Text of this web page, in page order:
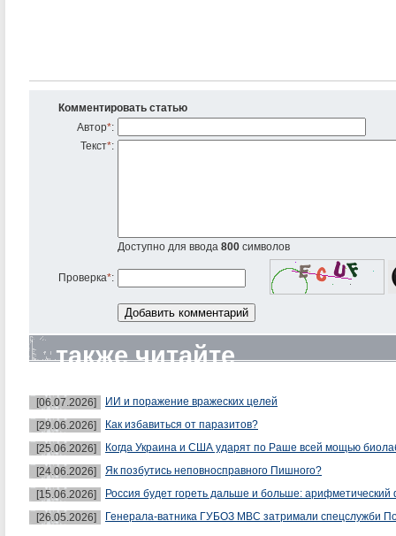
Комментировать статью
Автор*:
Текст*:
Доступно для ввода 800 символов
Проверка*:
также читайте
[06.07.2026]
ИИ и поражение вражеских целей
[29.06.2026]
Как избавиться от паразитов?
[25.06.2026]
Когда Украина и США ударят по Раше всей мощью
[24.06.2026]
Як позбутись неповносправного Пишного?
[15.06.2026]
Россия будет гореть дальше и больше: арифметический
[26.05.2026]
Генерала-ватника ГУБОЗ МВС затримали спецслужби